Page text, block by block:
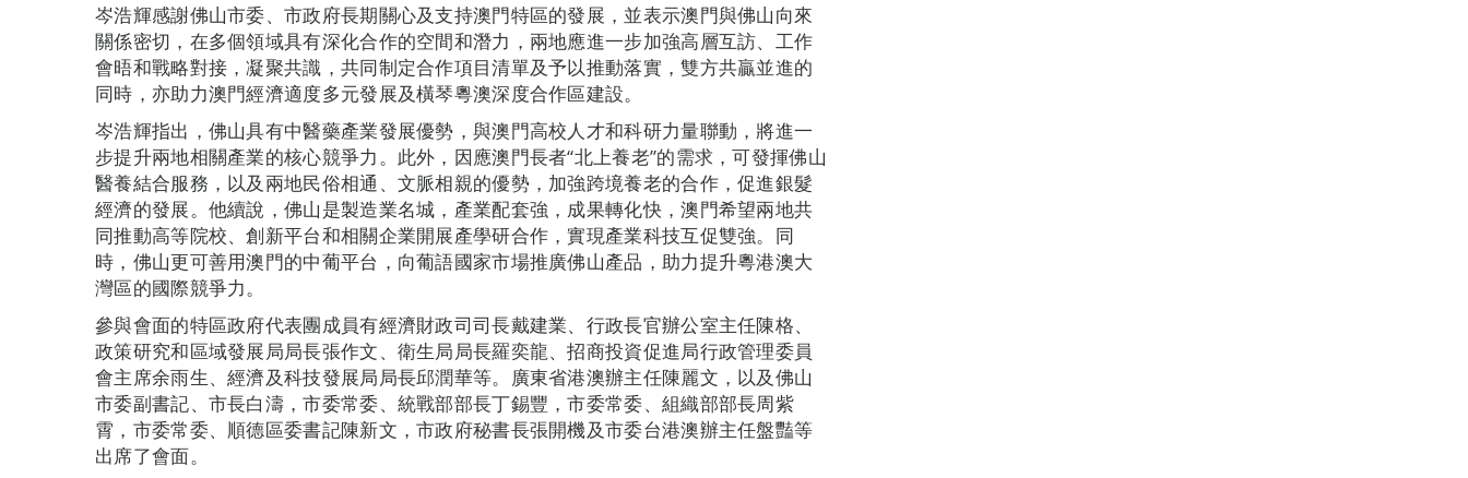
岑浩輝感謝佛山市委、市政府長期關心及支持澳門特區的發展，並表示澳門與佛山向來
關係密切，在多個領域具有深化合作的空間和潛力，兩地應進一步加強高層互訪、工作
會晤和戰略對接，凝聚共識，共同制定合作項目清單及予以推動落實，雙方共贏並進的
同時，亦助力澳門經濟適度多元發展及橫琴粵澳深度合作區建設。
岑浩輝指出，佛山具有中醫藥產業發展優勢，與澳門高校人才和科研力量聯動，將進一
步提升兩地相關產業的核心競爭力。此外，因應澳門長者“北上養老”的需求，可發揮佛山
醫養結合服務，以及兩地民俗相通、文脈相親的優勢，加強跨境養老的合作，促進銀髮
經濟的發展。他續說，佛山是製造業名城，產業配套強，成果轉化快，澳門希望兩地共
同推動高等院校、創新平台和相關企業開展產學研合作，實現產業科技互促雙強。同
時，佛山更可善用澳門的中葡平台，向葡語國家市場推廣佛山產品，助力提升粵港澳大
灣區的國際競爭力。
參與會面的特區政府代表團成員有經濟財政司司長戴建業、行政長官辦公室主任陳格、
政策研究和區域發展局局長張作文、衛生局局長羅奕龍、招商投資促進局行政管理委員
會主席余雨生、經濟及科技發展局局長邱潤華等。廣東省港澳辦主任陳麗文，以及佛山
市委副書記、市長白濤，市委常委、統戰部部長丁錫豐，市委常委、組織部部長周紫
霄，市委常委、順德區委書記陳新文，市政府秘書長張開機及市委台港澳辦主任盤豔等
出席了會面。